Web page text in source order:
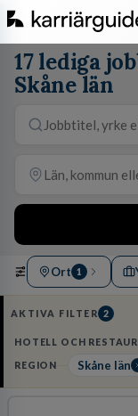
17 lediga
Skåne län
Ort 1
AKTIVA FILTER 2
HOTELL OCH
REGION Skåne län